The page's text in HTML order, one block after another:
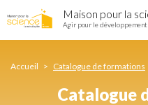
Catalogue
des
au
Maison pour la
Agir pour le
Accueil Catalogue de formations
Catalogue